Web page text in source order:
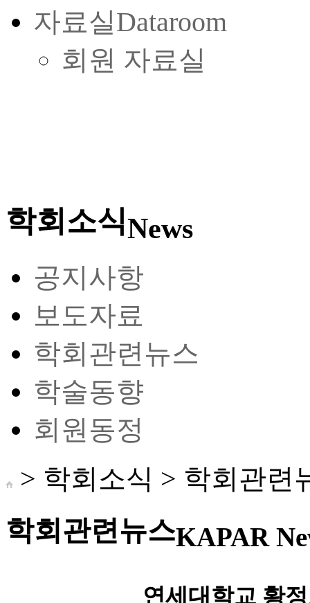
자료실Dataroom
회원 자료실
학회소식News
공지사항
보도자료
학회관련뉴스
학술동향
회원동정
> 학회소식 > 학회관련
학회관련뉴스KAPAR
연세대학교 황